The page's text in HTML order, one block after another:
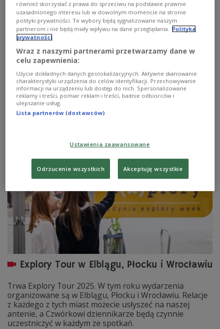
Młodzi, polscy innowatorzy jadą do Ohio
na Regeneron ISEF
Explorom przyglądamy się od lat. Z podziwem patrzymy
na młodych naukowców i innowatorów. W piątkowy
wieczór najlepszych zapraszamy do Czwórkowego
Explory Tour w Elblągu, Płocku i Wrocławiu
Trwa Explory Tour 2025. W tym roku wydarzenia
organizowane są w Elblągu, Płocku i Wrocławiu. Relacje
z każdego z tych miast możecie usłyszeć na naszej
antenie, a Czwórkowi dziennikarze będą czynnie
uczestniczyć w każdym ze spotkań.
również skorzystać z prawa do sprzeciwu na podstawie prawnie
uzasadnionego interesu lub w dowolnym momencie na stronie
polityki prywatności. Te wybory będą sygnalizowane naszym
partnerom i nie będą miały wpływu na dane przeglądania. Polityka
prywatności
Wraz z naszymi partnerami przetwarzamy dane w
celu zapewnienia:
Użycie dokładnych danych geolokalizacyjnych. Aktywne skanowanie
charakterystyki urządzenia do celów identyfikacji. Przechowywanie
informacji na urządzeniu lub dostęp do nich. Spersonalizowane
reklamy i treści, pomiar reklam i treści, badnie odbiorców i
ulepszanie usług.
Lista partnerów (dostawców)
Ustawienia zaawansowane
Odrzucenie wszystkich Akceptuję wszystkie